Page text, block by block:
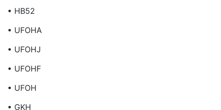
• HB52
• UFOHA
• UFOHJ
• UFOHF
• UFOH
• GKH